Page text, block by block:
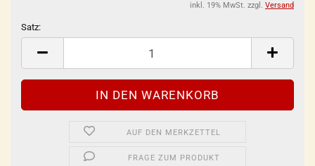
inkl. 19% MwSt. zzgl. Versand
Satz:
Satz
AUF DEN MERKZETTEL
FRAGE ZUM PRODUKT